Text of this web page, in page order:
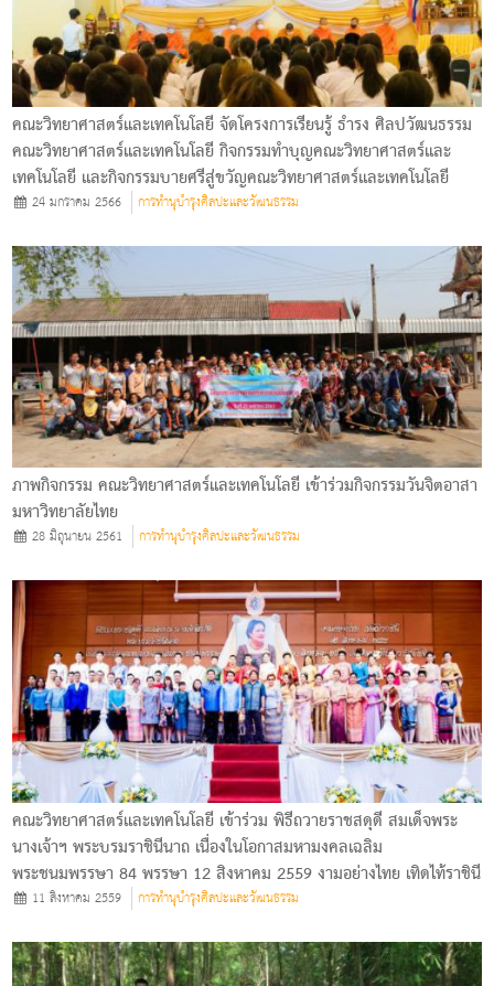
คณะวิทยาศาสตร์และเทคโนโลยี จัดโครงการเรียนรู้ ธำรง ศิลปวัฒนธรรม
คณะวิทยาศาสตร์และเทคโนโลยี กิจกรรมทำบุญคณะวิทยาศาสตร์และ
เทคโนโลยี และกิจกรรมบายศรีสู่ขวัญคณะวิทยาศาสตร์และเทคโนโลยี
24 มกราคม 2566 การทำนุบำรุงศิลปะและวัฒนธรรม
ภาพกิจกรรม คณะวิทยาศาสตร์และเทคโนโลยี เข้าร่วมกิจกรรมวันจิตอาสา
มหาวิทยาลัยไทย
28 มิถุนายน 2561 การทำนุบำรุงศิลปะและวัฒนธรรม
คณะวิทยาศาสตร์และเทคโนโลยี เข้าร่วม พิธีถวายราชสดุดี สมเด็จพระ
นางเจ้าฯ พระบรมราชินีนาถ เนื่องในโอกาสมหามงคลเฉลิม
พระชนมพรรษา 84 พรรษา 12 สิงหาคม 2559 งามอย่างไทย เทิดไท้ราชินี
11 สิงหาคม 2559 การทำนุบำรุงศิลปะและวัฒนธรรม